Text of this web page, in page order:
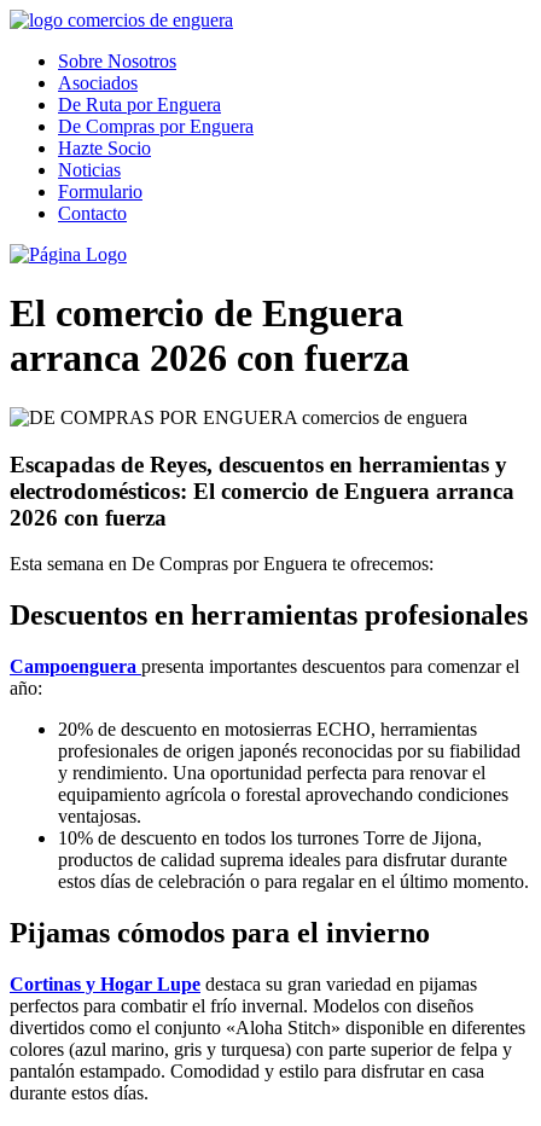
Sobre Nosotros
Asociados
De Ruta por Enguera
De Compras por Enguera
Hazte Socio
Noticias
Formulario
Contacto
El comercio de Enguera
arranca 2026 con fuerza
Escapadas de Reyes, descuentos en herramientas y
electrodomésticos: El comercio de Enguera arranca
2026 con fuerza
Esta semana en De Compras por Enguera te ofrecemos:
Descuentos en herramientas profesionales
Campoenguera presenta importantes descuentos para comenzar el
año:
20% de descuento en motosierras ECHO, herramientas
profesionales de origen japonés reconocidas por su fiabilidad
y rendimiento. Una oportunidad perfecta para renovar el
equipamiento agrícola o forestal aprovechando condiciones
ventajosas.
10% de descuento en todos los turrones Torre de Jijona,
productos de calidad suprema ideales para disfrutar durante
estos días de celebración o para regalar en el último momento.
Pijamas cómodos para el invierno
Cortinas y Hogar Lupe destaca su gran variedad en pijamas
perfectos para combatir el frío invernal. Modelos con diseños
divertidos como el conjunto «Aloha Stitch» disponible en diferentes
colores (azul marino, gris y turquesa) con parte superior de felpa y
pantalón estampado. Comodidad y estilo para disfrutar en casa
durante estos días.